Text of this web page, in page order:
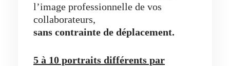
l’image professionnelle de vos
collaborateurs,
sans contrainte de déplacement.
5 à 10 portraits différents par